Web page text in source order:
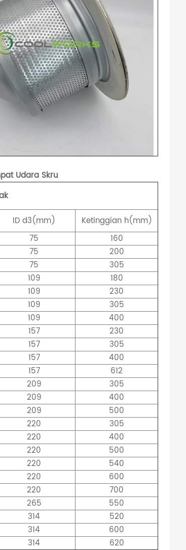
Udara Skru
ID d3(mm) Ketinggian h(mm)
75
160
75
200
75
305
109
180
109
230
109
305
109
400
157
230
157
305
157
400
157
612
209
305
209
400
209
500
220
305
220
400
220
500
220
540
220
600
220
700
265
550
314
520
314
600
314 620